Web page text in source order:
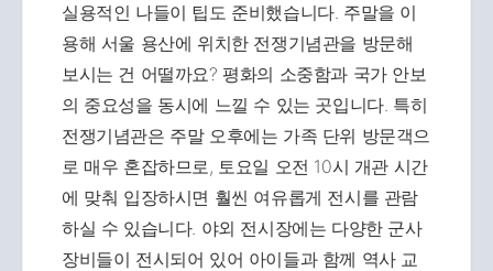
실용적인 나들이 팁도 준비했습니다. 주말을 이
용해 서울 용산에 위치한 전쟁기념관을 방문해
보시는 건 어떨까요? 평화의 소중함과 국가 안보
의 중요성을 동시에 느낄 수 있는 곳입니다. 특히
전쟁기념관은 주말 오후에는 가족 단위 방문객으
로 매우 혼잡하므로, 토요일 오전 10시 개관 시간
에 맞춰 입장하시면 훨씬 여유롭게 전시를 관람
하실 수 있습니다. 야외 전시장에는 다양한 군사
장비들이 전시되어 있어 아이들과 함께 역사 교